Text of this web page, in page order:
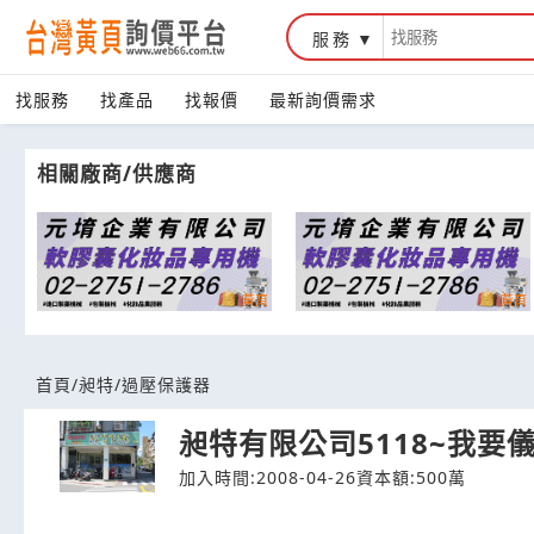
台灣黃頁詢價平台
服務
找服務 找產品 找報價 最新詢價需求
相關廠商/供應商
首頁/昶特/過壓保護器
昶特有限公司5118~我要
加入時間:2008-04-26資本額:500萬